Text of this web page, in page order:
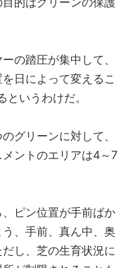
の踏圧が集中して、
日によって変えるこ
いうわけだ。
グリーンに対して、
ントのエリアは4～7
ピン位置が手前ばか
、手前、真ん中、奥
し、芝の生育状況に